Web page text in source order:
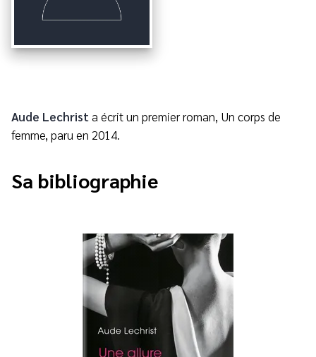
Aude Lechrist a écrit un premier roman, Un corps de
femme, paru en 2014.
Sa bibliographie